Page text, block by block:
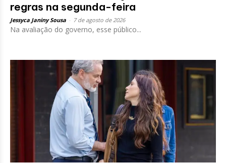
regras na segunda-feira
Jessyca Janiny Sousa 7 de agosto de 2026
Na avaliação do governo, esse público...